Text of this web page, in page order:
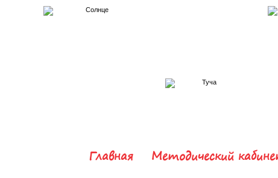
Главная Методический